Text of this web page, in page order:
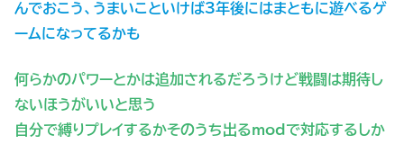
んでおこう、うまいこといけば3年後にはまともに遊べるゲ
ームになってるかも
何らかのパワーとかは追加されるだろうけど戦闘は期待し
ないほうがいいと思う
自分で縛りプレイするかそのうち出るmodで対応するしか